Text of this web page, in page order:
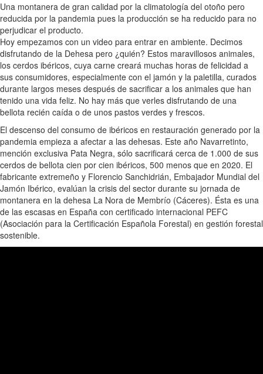
Una montanera de gran calidad por la climatología del otoño pero
reducida por la pandemia pues la producción se ha reducido para no
perjudicar el producto.
Hoy empezamos con un video para entrar en ambiente. Decimos
disfrutando de la Dehesa pero ¿quién? Estos maravillosos animales,
los cerdos ibéricos, cuya carne creará muchas horas de felicidad a
sus consumidores, especialmente con el jamón y la paletilla, curados
durante largos meses después de sacrificar a los animales que han
tenido una vida feliz. No hay más que verles disfrutando de una
bellota recién caída o de unos pastos verdes y frescos.
El descenso del consumo de ibéricos en restauración generado por la
pandemia empieza a afectar a las dehesas. Este año Navarretinto,
mención exclusiva Pata Negra, sólo sacrificará cerca de 1.000 de sus
cerdos de bellota cien por cien ibéricos, 500 menos que en 2020. El
fabricante extremeño y Florencio Sanchidrián, Embajador Mundial del
Jamón Ibérico, evalúan la crisis del sector durante su jornada de
montanera en la dehesa La Nora de Membrío (Cáceres). Ésta es una
de las escasas en España con certificado internacional PEFC
(Asociación para la Certificación Española Forestal) en gestión forestal
sostenible.